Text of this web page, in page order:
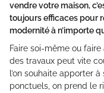
vendre votre maison,
toujours efficaces pour
modernité à n’importe
Faire soi-même ou
des travaux peut vite
l’on souhaite apporter
ponctuels, on prend le